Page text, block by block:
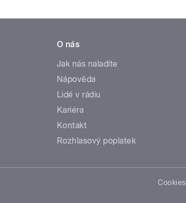
O nás
Jak nás naladíte
Nápověda
Lidé v rádiu
Kariéra
Kontakt
Rozhlasový poplatek
Cookies